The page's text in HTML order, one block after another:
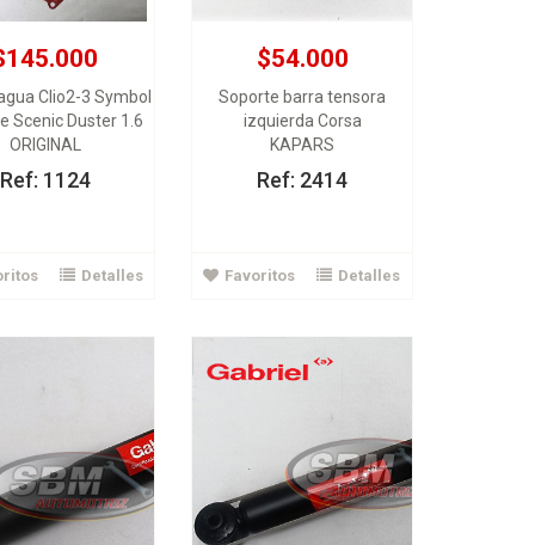
Clio2-3 Symbol
Scenic Duster 1.6
ORIGINAL
Ref: 1124
Detalles
$54.000
Soporte barra tensora
izquierda Corsa
KAPARS
Ref: 2414
Favoritos Detalles
Tras Swift 1.3
GABRIEL
al carrito
$160.000
Amortiguador Tras Aveo
GABRIEL
Agregar al carrito